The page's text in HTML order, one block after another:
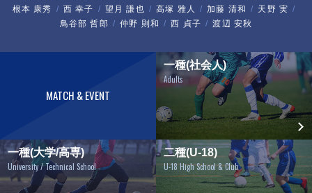
根本 康秀
西 幸子 望月 謙也 高塚 雅人 加藤 清和
天野 実
鳥谷部 哲郎
仲野 則和 西 貞子 渡辺 安秋
MATCH & EVENT
一種(社会人)
Adults
一種(大学/高専)
University / Technical School
二種(U-18)
U-18 High School & Club